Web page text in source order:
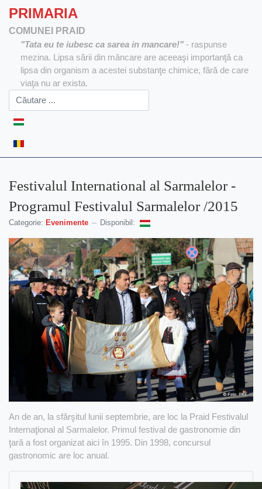
PRIMARIA
COMUNEI PRAID
"Tata eu te iubesc ca sarea in mancare!" - raspunse
mezina. Lipsa sării din mâncare are aceeaşi importanţă ca
lipsa din organism a acestei substanţe chimice, fără de care
viaţa nu ar exista.
Selectați limba dvs
Festivalul International al Sarmalelor -
Programul Festivalul Sarmalelor /2015
Categorie: Evenimente Disponibil:
An de an, la sfărşitul lunii septembrie, are loc la Praid Festivalul
Internaţional al Sarmalelor. Primul festival de gastronomie din
ţară a fost organizat aici în 1995. Din 1998, concursul
gastronomic are loc anual.